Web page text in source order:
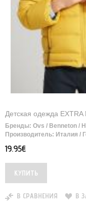
Детская одежда EXTRA
Бренды: Ovs / Benneton /
Производитель: Италия /
19.95€
В СРАВНЕНИЯ В